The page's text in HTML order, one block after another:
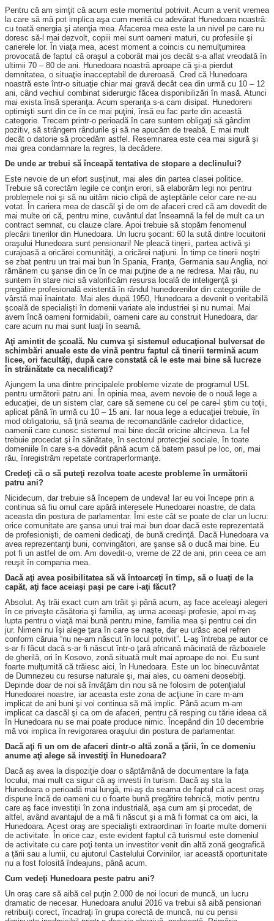
Pentru că am simţit că acum este momentul potrivit. Acum a venit vremea
la care să mă pot implica aşa cum merită cu adevărat Hunedoara noastră:
cu toată energia şi atenţia mea. Afacerea mea este la un nivel pe care nu
doresc să-l mai dezvolt, copiii mei sunt oameni maturi, cu profesiile şi
carierele lor. În viaţa mea, acest moment a coincis cu nemulţumirea
provocată de faptul că oraşul a coborât mai jos decât s-a aflat vreodată în
ultimii 70 – 80 de ani. Hunedoara noastră aproape că şi-a pierdut
demnitatea, o situaţie inacceptabil de dureroasă. Cred că Hunedoara
noastră este într-o situaţie chiar mai gravă decât cea din urmă cu 10 – 12
ani, când vechiul combinat siderurgic făcea disponibilizări în masă. Atunci
mai exista însă speranţa. Acum speranţa s-a cam disipat. Hunedoreni
optimişti sunt din ce în ce mai puţini, însă eu fac parte din această
categorie. Trecem printr-o perioadă în care suntem obligaţi să gândim
pozitiv, să strângem rândurile şi să ne apucăm de treabă. E mai mult
decât o datorie să procedăm astfel. Resemnarea este cea mai sigură şi
mai grea condamnare la regres, la decădere.
De unde ar trebui să înceapă tentativa de stopare a declinului?
Este nevoie de un efort susţinut, mai ales din partea clasei politice.
Trebuie să corectăm legile ce conţin erori, să elaborăm legi noi pentru
problemele noi şi să nu uităm nicio clipă de aşteptările celor care ne-au
votat. În cariera mea de dascăl şi de om de afaceri cred că am dovedit de
mai multe ori că, pentru mine, cuvântul dat înseamnă la fel de mult ca un
contract semnat, cu clauze clare. Apoi trebuie să stopăm fenomenul
plecării tinerilor din Hunedoara. Un lucru şocant: 60 la sută dintre locuitorii
oraşului Hunedoara sunt pensionari! Ne pleacă tinerii, partea activă şi
curajoasă a oricărei comunităţi, a oricărei naţiuni. În timp ce tinerii noştri
se zbat pentru un trai mai bun în Spania, Franţa, Germania sau Anglia, noi
rămânem cu şanse din ce în ce mai puţine de a ne redresa. Mai rău, nu
suntem în stare nici să valorificăm resursa locală de inteligenţă şi
pregătire profesională existentă în rândul hunedorenilor din categoriile de
vârstă mai înaintate. Mai ales după 1950, Hunedoara a devenit o veritabilă
şcoală de specialişti în domenii variate ale industriei şi nu numai. Mai
avem încă oameni formidabili, oameni care au construit Hunedoara, dar
care acum nu mai sunt luaţi în seamă.
Aţi amintit de şcoală. Nu cumva şi sistemul educaţional bulversat de
schimbări anuale este de vină pentru faptul că tinerii termină acum
licee, ori facultăţi, după care constată că le este mai bine să lucreze
în străinătate ca necalificaţi?
Ajungem la una dintre principalele probleme vizate de programul USL
pentru următorii patru ani. În opinia mea, avem nevoie de o nouă lege a
educaţiei, de un sistem clar, care să semene cu cel pe care-l ştim cu toţii,
aplicat până în urmă cu 10 – 15 ani. Iar noua lege a educaţiei trebuie, în
mod obligatoriu, să ţină seama de recomandările cadrelor didactice,
oamenii care cunosc sistemul mai bine decât oricine altcineva. La fel
trebuie procedat şi în sănătate, în sectorul protecţiei sociale, în toate
domeniile în care s-a dovedit până acum că batem pasul pe loc, ori, mai
rău, înregistrăm repetate contraperformanţe.
Credeţi că o să puteţi rezolva toate aceste probleme în următorii
patru ani?
Nicidecum, dar trebuie să începem de undeva! Iar eu voi începe prin a
continua să fiu omul care apără interesele Hunedoarei noastre, de data
aceasta din postura de parlamentar. Îmi este cât se poate de clar un lucru:
orice comunitate are şansa unui trai mai bun doar dacă este reprezentată
de profesionişti, de oameni dedicaţi, de bună credinţă. Dacă Hunedoara va
avea reprezentanţi buni, convingători, are şanse să o ducă mai bine. Eu
pot fi un astfel de om. Am dovedit-o, vreme de 22 de ani, prin ceea ce am
reuşit în compania mea.
Dacă aţi avea posibilitatea să vă întoarceţi în timp, să o luaţi de la
capăt, aţi face aceiaşi paşi pe care i-aţi făcut?
Absolut. Aş trăi exact cum am trăit şi până acum, aş face aceleaşi alegeri
în ce priveşte căsătoria şi familia, aş urma aceeaşi profesie, apoi m-aş
lupta pentru o viaţă mai bună pentru mine, familia mea şi pentru cei din
jur. Nimeni nu îşi alege ţara în care se naşte, dar eu urăsc acel refren
conform căruia “nu ne-am născut în locul potrivit”. L-aş întreba pe autor ce
s-ar fi făcut dacă s-ar fi născut într-o ţară africană măcinată de războaiele
de gherilă, ori în Kosovo, zonă situată mult mai aproape de noi. Eu sunt
foarte mulţumită că trăiesc aici, în Hunedoara. Este un loc binecuvântat
de Dumnezeu cu resurse naturale şi, mai ales, cu oameni deosebiţi.
Depinde doar de noi să învăţăm din nou să ne folosim de potenţialul
Hunedoarei noastre, iar aceasta este zona de acţiune în care m-am
implicat de ani buni şi voi continua să mă implic. Până acum m-am
implicat ca dascăl şi ca om de afaceri, pentru că resping cu tărie ideea că
în Hunedoara nu se mai poate produce nimic. Începând din 10 decembrie
mă voi implica în revigorarea oraşului din postura de parlamentar.
Dacă aţi fi un om de afaceri dintr-o altă zonă a ţării, în ce domeniu
anume aţi alege să investiţi în Hunedoara?
Dacă aş avea la dispoziţie doar o săptămână de documentare la faţa
locului, mai mult ca sigur că aş investi în turism. Dacă aş sta la
Hunedoara o perioadă mai lungă, mi-aş da seama de faptul că acest oraş
dispune încă de oameni cu o foarte bună pregătire tehnică, motiv pentru
care aş face investiţii în zona industrială, aşa cum am şi procedat, de
altfel, având avantajul de a mă fi născut şi a mă fi format ca om aici, la
Hunedoara. Acest oraş are specialişti extraordinari în foarte multe domenii
de activitate. În orice caz, este evident faptul că turismul este domeniul
de activitate cu care poţi tenta un investitor venit din altă zonă geografică
a ţării sau a lumii, cu ajutorul Castelului Corvinilor, iar această oportunitate
nu a fost folosită îndeajuns, până acum.
Cum vedeţi Hunedoara peste patru ani?
Un oraş care să aibă cel puţin 2.000 de noi locuri de muncă, un lucru
dramatic de necesar. Hunedoara anului 2016 va trebui să aibă pensionari
retribuiţi corect, încadraţi în grupa corectă de muncă, nu cu pensii